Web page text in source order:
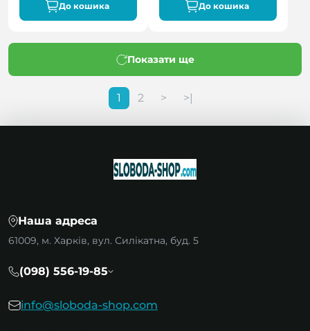
До кошика До кошика
Показати ще
1 2 > >|
Наша адреса
61009, м. Харків, вул. Силікатна, буд. 5
(098) 556-19-85
info@sloboda-shop.com